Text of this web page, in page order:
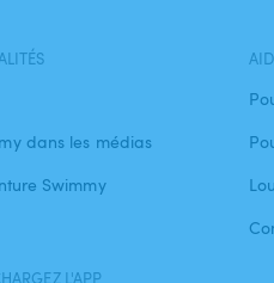
dans les médias
Swimmy
L'APP